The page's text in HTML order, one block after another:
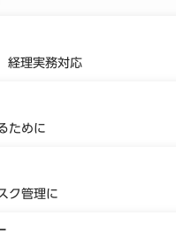
経理実務対応
ために
ク管理に